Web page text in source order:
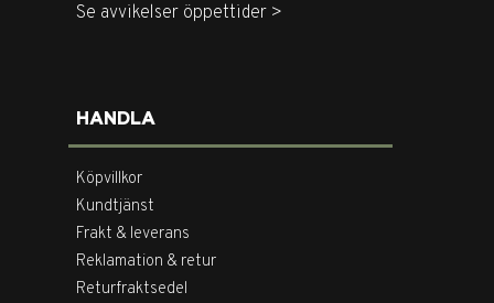
Se avvikelser öppettider >
HANDLA
Köpvillkor
Kundtjänst
Frakt & leverans
Reklamation & retur
Returfraktsedel